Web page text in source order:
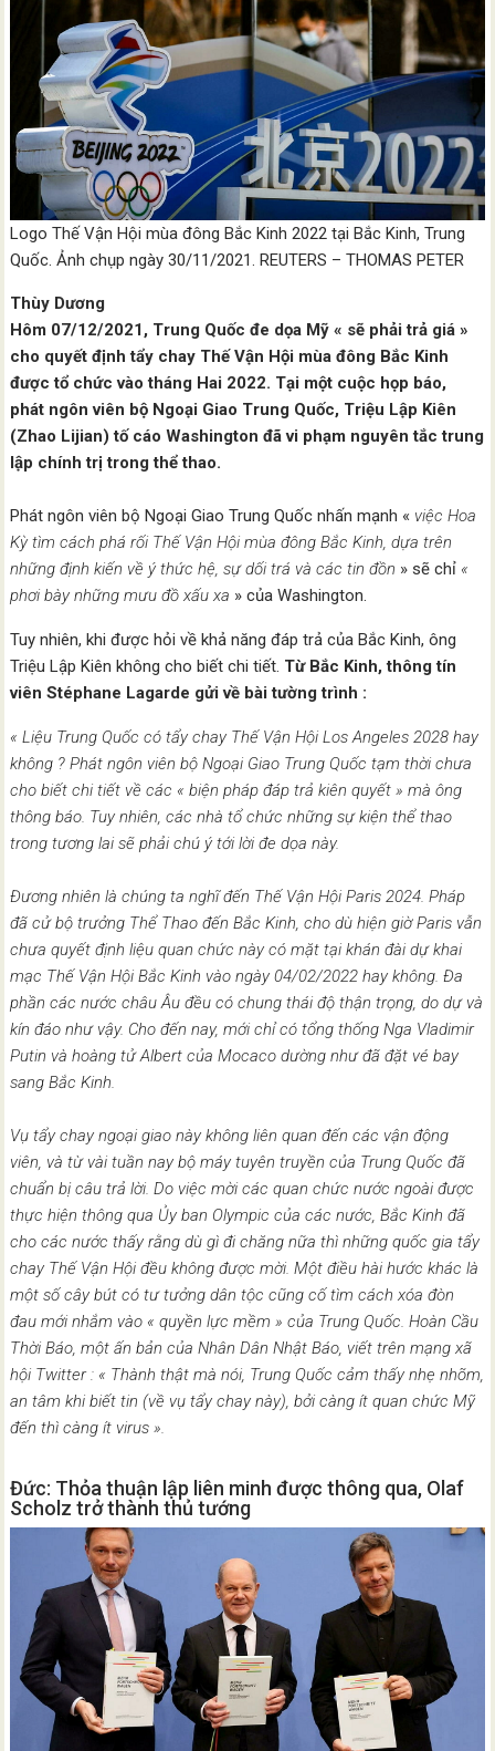
Logo Thế Vận Hội mùa đông Bắc Kinh 2022 tại Bắc Kinh, Trung
Quốc. Ảnh chụp ngày 30/11/2021. REUTERS – THOMAS PETER
Thùy Dương
Hôm 07/12/2021, Trung Quốc đe dọa Mỹ « sẽ phải trả giá »
cho quyết định tẩy chay Thế Vận Hội mùa đông Bắc Kinh
được tổ chức vào tháng Hai 2022. Tại một cuộc họp báo,
phát ngôn viên bộ Ngoại Giao Trung Quốc, Triệu Lập Kiên
(Zhao Lijian) tố cáo Washington đã vi phạm nguyên tắc trung
lập chính trị trong thể thao.
Phát ngôn viên bộ Ngoại Giao Trung Quốc nhấn mạnh « việc Hoa
Kỳ tìm cách phá rối Thế Vận Hội mùa đông Bắc Kinh, dựa trên
những định kiến về ý thức hệ, sự dối trá và các tin đồn » sẽ chỉ «
phơi bày những mưu đồ xấu xa » của Washington.
Tuy nhiên, khi được hỏi về khả năng đáp trả của Bắc Kinh, ông
Triệu Lập Kiên không cho biết chi tiết. Từ Bắc Kinh, thông tín
viên Stéphane Lagarde gửi về bài tường trình :
« Liệu Trung Quốc có tẩy chay Thế Vận Hội Los Angeles 2028 hay
không ? Phát ngôn viên bộ Ngoại Giao Trung Quốc tạm thời chưa
cho biết chi tiết về các « biện pháp đáp trả kiên quyết » mà ông
thông báo. Tuy nhiên, các nhà tổ chức những sự kiện thể thao
trong tương lai sẽ phải chú ý tới lời đe dọa này.
Đương nhiên là chúng ta nghĩ đến Thế Vận Hội Paris 2024. Pháp
đã cử bộ trưởng Thể Thao đến Bắc Kinh, cho dù hiện giờ Paris vẫn
chưa quyết định liệu quan chức này có mặt tại khán đài dự khai
mạc Thế Vận Hội Bắc Kinh vào ngày 04/02/2022 hay không. Đa
phần các nước châu Âu đều có chung thái độ thận trọng, do dự và
kín đáo như vậy. Cho đến nay, mới chỉ có tổng thống Nga Vladimir
Putin và hoàng tử Albert của Mocaco dường như đã đặt vé bay
sang Bắc Kinh.
Vụ tẩy chay ngoại giao này không liên quan đến các vận động
viên, và từ vài tuần nay bộ máy tuyên truyền của Trung Quốc đã
chuẩn bị câu trả lời. Do việc mời các quan chức nước ngoài được
thực hiện thông qua Ủy ban Olympic của các nước, Bắc Kinh đã
cho các nước thấy rằng dù gì đi chăng nữa thì những quốc gia tẩy
chay Thế Vận Hội đều không được mời. Một điều hài hước khác là
một số cây bút có tư tưởng dân tộc cũng cố tìm cách xóa đòn
đau mới nhắm vào « quyền lực mềm » của Trung Quốc. Hoàn Cầu
Thời Báo, một ấn bản của Nhân Dân Nhật Báo, viết trên mạng xã
hội Twitter : « Thành thật mà nói, Trung Quốc cảm thấy nhẹ nhõm,
an tâm khi biết tin (về vụ tẩy chay này), bởi càng ít quan chức Mỹ
đến thì càng ít virus ».
Đức: Thỏa thuận lập liên minh được thông qua, Olaf
Scholz trở thành thủ tướng